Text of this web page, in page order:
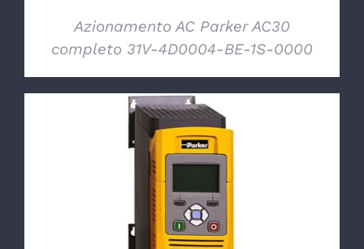
Azionamento AC Parker AC30
completo 31V-4D0004-BE-1S-0000
DETTAGLI